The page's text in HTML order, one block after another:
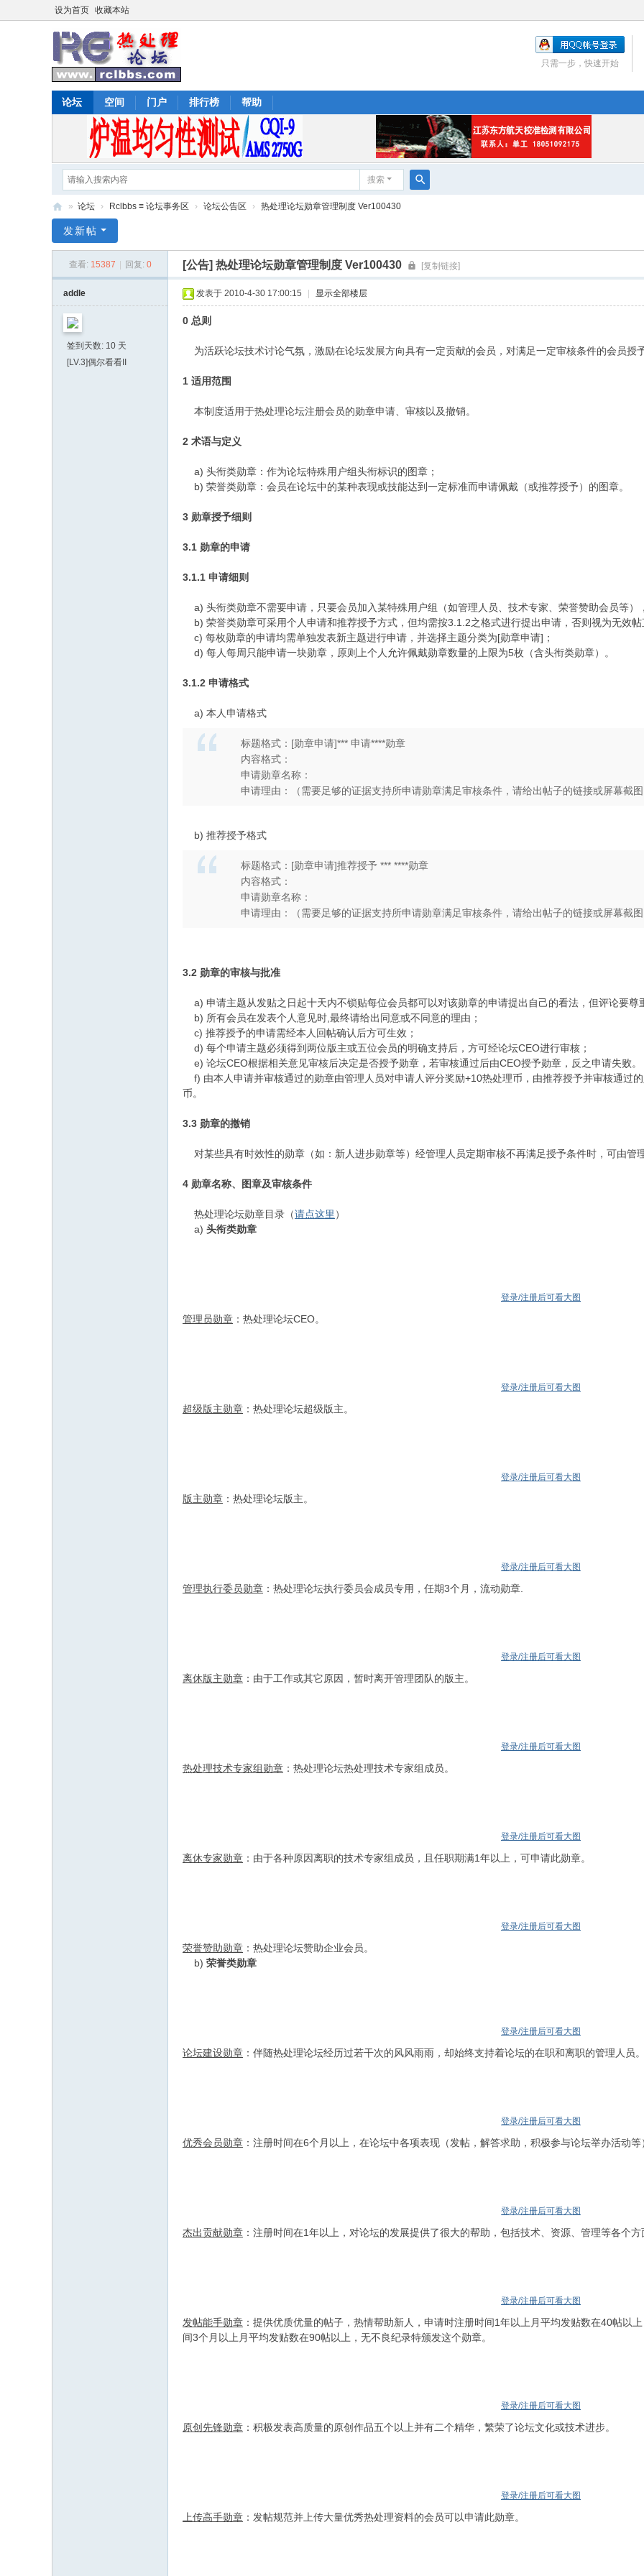
设为首页 收藏本站
只需一步，快速开始
论坛 空间 门户 排行榜 帮助
搜索
处
» 论坛 › Rclbbs ≡ 论坛事务区 › 论坛公告区 › 热处理论坛勋章管理制度 Ver100430
发新帖
查看: 15387 回复: 0 [公告] 热处理论坛勋章管理制度 Ver100430 [复制链接]
addle
签到天数: 10 天
[LV.3]偶尔看看II
发表于 2010-4-30 17:00:15 显示全部楼层
0 总则
为活跃论坛技术讨论气氛，激励在论坛发展方向具有一定贡献的会员，对满足一定审核条件的会员授
1 适用范围
本制度适用于热处理论坛注册会员的勋章申请、审核以及撤销。
2 术语与定义
a) 头衔类勋章：作为论坛特殊用户组头衔标识的图章；
b) 荣誉类勋章：会员在论坛中的某种表现或技能达到一定标准而申请佩戴（或推荐授予）的图章。
3 勋章授予细则
3.1 勋章的申请
3.1.1 申请细则
a) 头衔类勋章不需要申请，只要会员加入某特殊用户组（如管理人员、技术专家、荣誉赞助会员等）
b) 荣誉类勋章可采用个人申请和推荐授予方式，但均需按3.1.2之格式进行提出申请，否则视为无效
c) 每枚勋章的申请均需单独发表新主题进行申请，并选择主题分类为[勋章申请]；
d) 每人每周只能申请一块勋章，原则上个人允许佩戴勋章数量的上限为5枚（含头衔类勋章）。
3.1.2 申请格式
a) 本人申请格式
标题格式：[勋章申请]*** 申请****勋章
内容格式：
申请勋章名称：
申请理由：（需要足够的证据支持所申请勋章满足审核条件，请给出帖子的链接或屏幕截
b) 推荐授予格式
标题格式：[勋章申请]推荐授予 *** ****勋章
内容格式：
申请勋章名称：
申请理由：（需要足够的证据支持所申请勋章满足审核条件，请给出帖子的链接或屏幕截
3.2 勋章的审核与批准
a) 申请主题从发贴之日起十天内不锁贴每位会员都可以对该勋章的申请提出自己的看法，但评论要尊
b) 所有会员在发表个人意见时,最终请给出同意或不同意的理由；
c) 推荐授予的申请需经本人回帖确认后方可生效；
d) 每个申请主题必须得到两位版主或五位会员的明确支持后，方可经论坛CEO进行审核；
e) 论坛CEO根据相关意见审核后决定是否授予勋章，若审核通过后由CEO授予勋章，反之申请失败。
f) 由本人申请并审核通过的勋章由管理人员对申请人评分奖励+10热处理币，由推荐授予并审核通过
币。
3.3 勋章的撤销
对某些具有时效性的勋章（如：新人进步勋章等）经管理人员定期审核不再满足授予条件时，可由管
4 勋章名称、图章及审核条件
热处理论坛勋章目录（请点这里 ）
a) 头衔类勋章
登录/注册后可看大图
管理员勋章 ：热处理论坛CEO。
登录/注册后可看大图
超级版主勋章 ：热处理论坛超级版主。
登录/注册后可看大图
版主勋章 ：热处理论坛版主。
登录/注册后可看大图
管理执行委员勋章 ：热处理论坛执行委员会成员专用，任期3个月，流动勋章.
登录/注册后可看大图
离休版主勋章 ：由于工作或其它原因，暂时离开管理团队的版主。
登录/注册后可看大图
热处理技术专家组勋章 ：热处理论坛热处理技术专家组成员。
登录/注册后可看大图
离休专家勋章 ：由于各种原因离职的技术专家组成员，且任职期满1年以上，可申请此勋章。
登录/注册后可看大图
荣誉赞助勋章 ：热处理论坛赞助企业会员。
b) 荣誉类勋章
登录/注册后可看大图
论坛建设勋章 ：伴随热处理论坛经历过若干次的风风雨雨，却始终支持着论坛的在职和离职的管理人员
登录/注册后可看大图
优秀会员勋章 ：注册时间在6个月以上，在论坛中各项表现（发帖，解答求助，积极参与论坛举办活动
登录/注册后可看大图
杰出贡献勋章 ：注册时间在1年以上，对论坛的发展提供了很大的帮助，包括技术、资源、管理等各个方
登录/注册后可看大图
发帖能手勋章 ：提供优质优量的帖子，热情帮助新人，申请时注册时间1年以上月平均发贴数在40帖以
间3个月以上月平均发贴数在90帖以上，无不良纪录特颁发这个勋章。
登录/注册后可看大图
原创先锋勋章 ：积极发表高质量的原创作品五个以上并有二个精华，繁荣了论坛文化或技术进步。
登录/注册后可看大图
上传高手勋章 ：发帖规范并上传大量优秀热处理资料的会员可以申请此勋章。